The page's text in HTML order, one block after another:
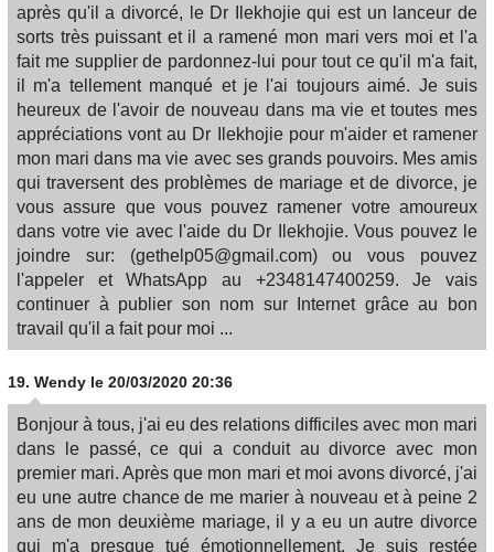
après qu'il a divorcé, le Dr Ilekhojie qui est un lanceur de
sorts très puissant et il a ramené mon mari vers moi et l'a
fait me supplier de pardonnez-lui pour tout ce qu'il m'a fait,
il m'a tellement manqué et je l'ai toujours aimé. Je suis
heureux de l'avoir de nouveau dans ma vie et toutes mes
appréciations vont au Dr Ilekhojie pour m'aider et ramener
mon mari dans ma vie avec ses grands pouvoirs. Mes amis
qui traversent des problèmes de mariage et de divorce, je
vous assure que vous pouvez ramener votre amoureux
dans votre vie avec l'aide du Dr Ilekhojie. Vous pouvez le
joindre sur: (gethelp05@gmail.com) ou vous pouvez
l'appeler et WhatsApp au +2348147400259. Je vais
continuer à publier son nom sur Internet grâce au bon
travail qu'il a fait pour moi ...
19. Wendy le 20/03/2020 20:36
Bonjour à tous, j'ai eu des relations difficiles avec mon mari
dans le passé, ce qui a conduit au divorce avec mon
premier mari. Après que mon mari et moi avons divorcé, j'ai
eu une autre chance de me marier à nouveau et à peine 2
ans de mon deuxième mariage, il y a eu un autre divorce
qui m'a presque tué émotionnellement. Je suis restée